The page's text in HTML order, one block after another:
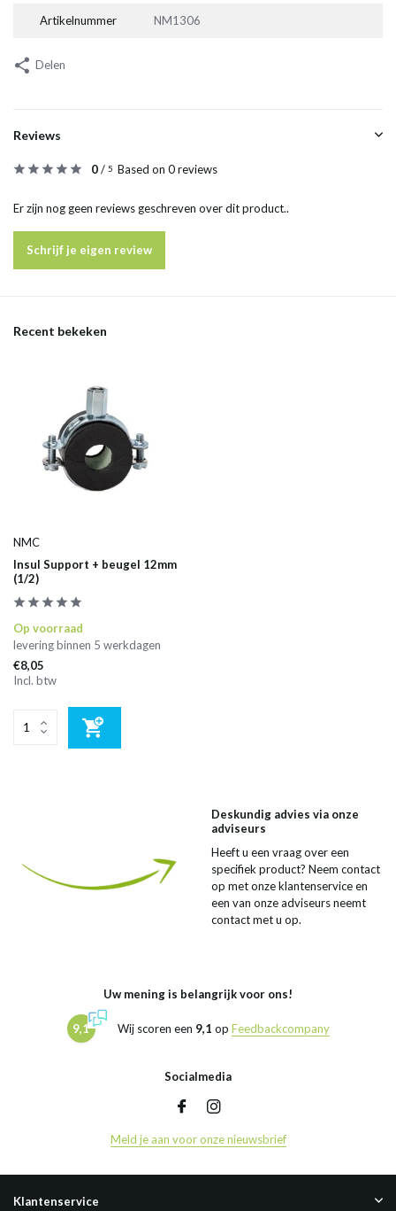
Artikelnummer NM1306
Delen
Reviews
0/ 5 Based on 0 reviews
Er zijn nog geen reviews geschreven over dit product..
Schrijf je eigen review
Recent bekeken
NMC
Insul Support + beugel 12mm
(1/2)
Op voorraad
levering binnen 5 werkdagen
€8,05
Incl. btw
Deskundig advies via onze
adviseurs
Heeft u een vraag over een
specifiek product? Neem contact
op met onze klantenservice en
een van onze adviseurs neemt
contact met u op.
Uw mening is belangrijk voor ons!
9,1 Wij scoren een 9,1 op Feedbackcompany
Socialmedia
Meld je aan voor onze nieuwsbrief
Klantenservice